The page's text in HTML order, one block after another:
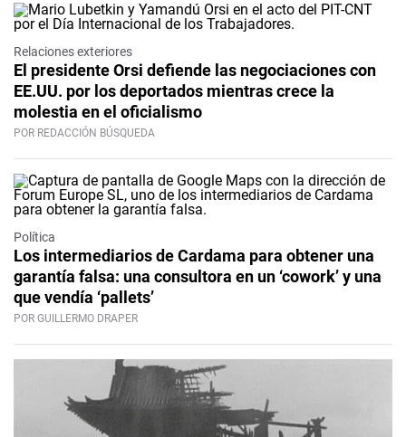
Relaciones exteriores
El presidente Orsi defiende las negociaciones con
EE.UU. por los deportados mientras crece la
molestia en el oficialismo
POR REDACCIÓN BÚSQUEDA
Política
Los intermediarios de Cardama para obtener una
garantía falsa: una consultora en un ‘cowork’ y una
que vendía ‘pallets’
POR GUILLERMO DRAPER